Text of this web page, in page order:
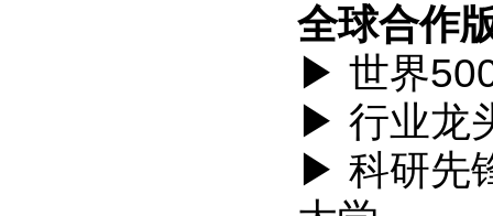
全球合作
▶ 世界
▶ 行业龙
▶ 科研先